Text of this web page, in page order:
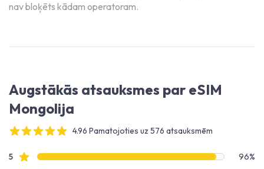
nav bloķēts kādam operatoram.
Augstākās atsauksmes par eSIM
Mongolija
4.96 Pamatojoties uz 576 atsauksmēm
Atsauksmju dati
5Zvaigžņu atsauksmes
96%